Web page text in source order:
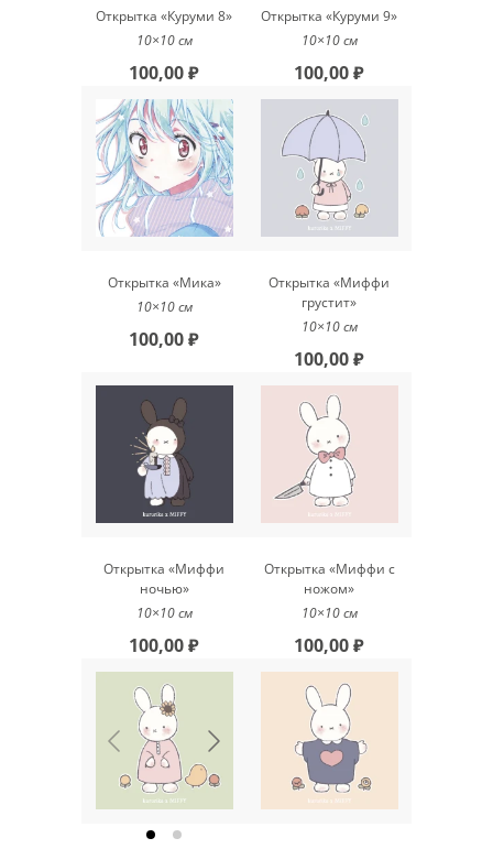
Открытка «Куруми 8»
10×10 см
100,00 ₽
Открытка «Куруми 9»
10×10 см
100,00 ₽
Открытка «Мика»
10×10 см
100,00 ₽
Открытка «Миффи
грустит»
10×10 см
100,00 ₽
Открытка «Миффи
ночью»
10×10 см
100,00 ₽
Открытка «Миффи с
ножом»
10×10 см
100,00 ₽